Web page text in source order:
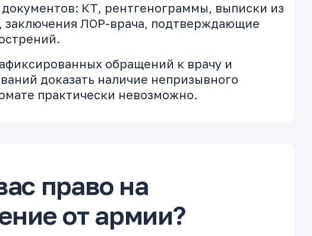
КТ, рентгенограммы, выписки из
заключения ЛОР-врача, подтверждающие
обращений к врачу и
доказать наличие непризывного
практически невозможно.
право на
от армии?